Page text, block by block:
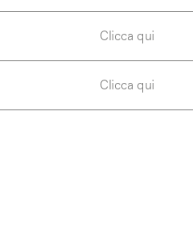
Follow us on
Clicca qui
Clicca qui